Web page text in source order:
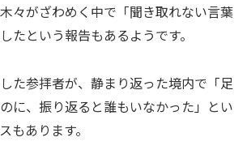
々がざわめく中で「聞き取れない言葉
たという報告もあるようです。
た参拝者が、静まり返った境内で「足
に、振り返ると誰もいなかった」とい
もあります。